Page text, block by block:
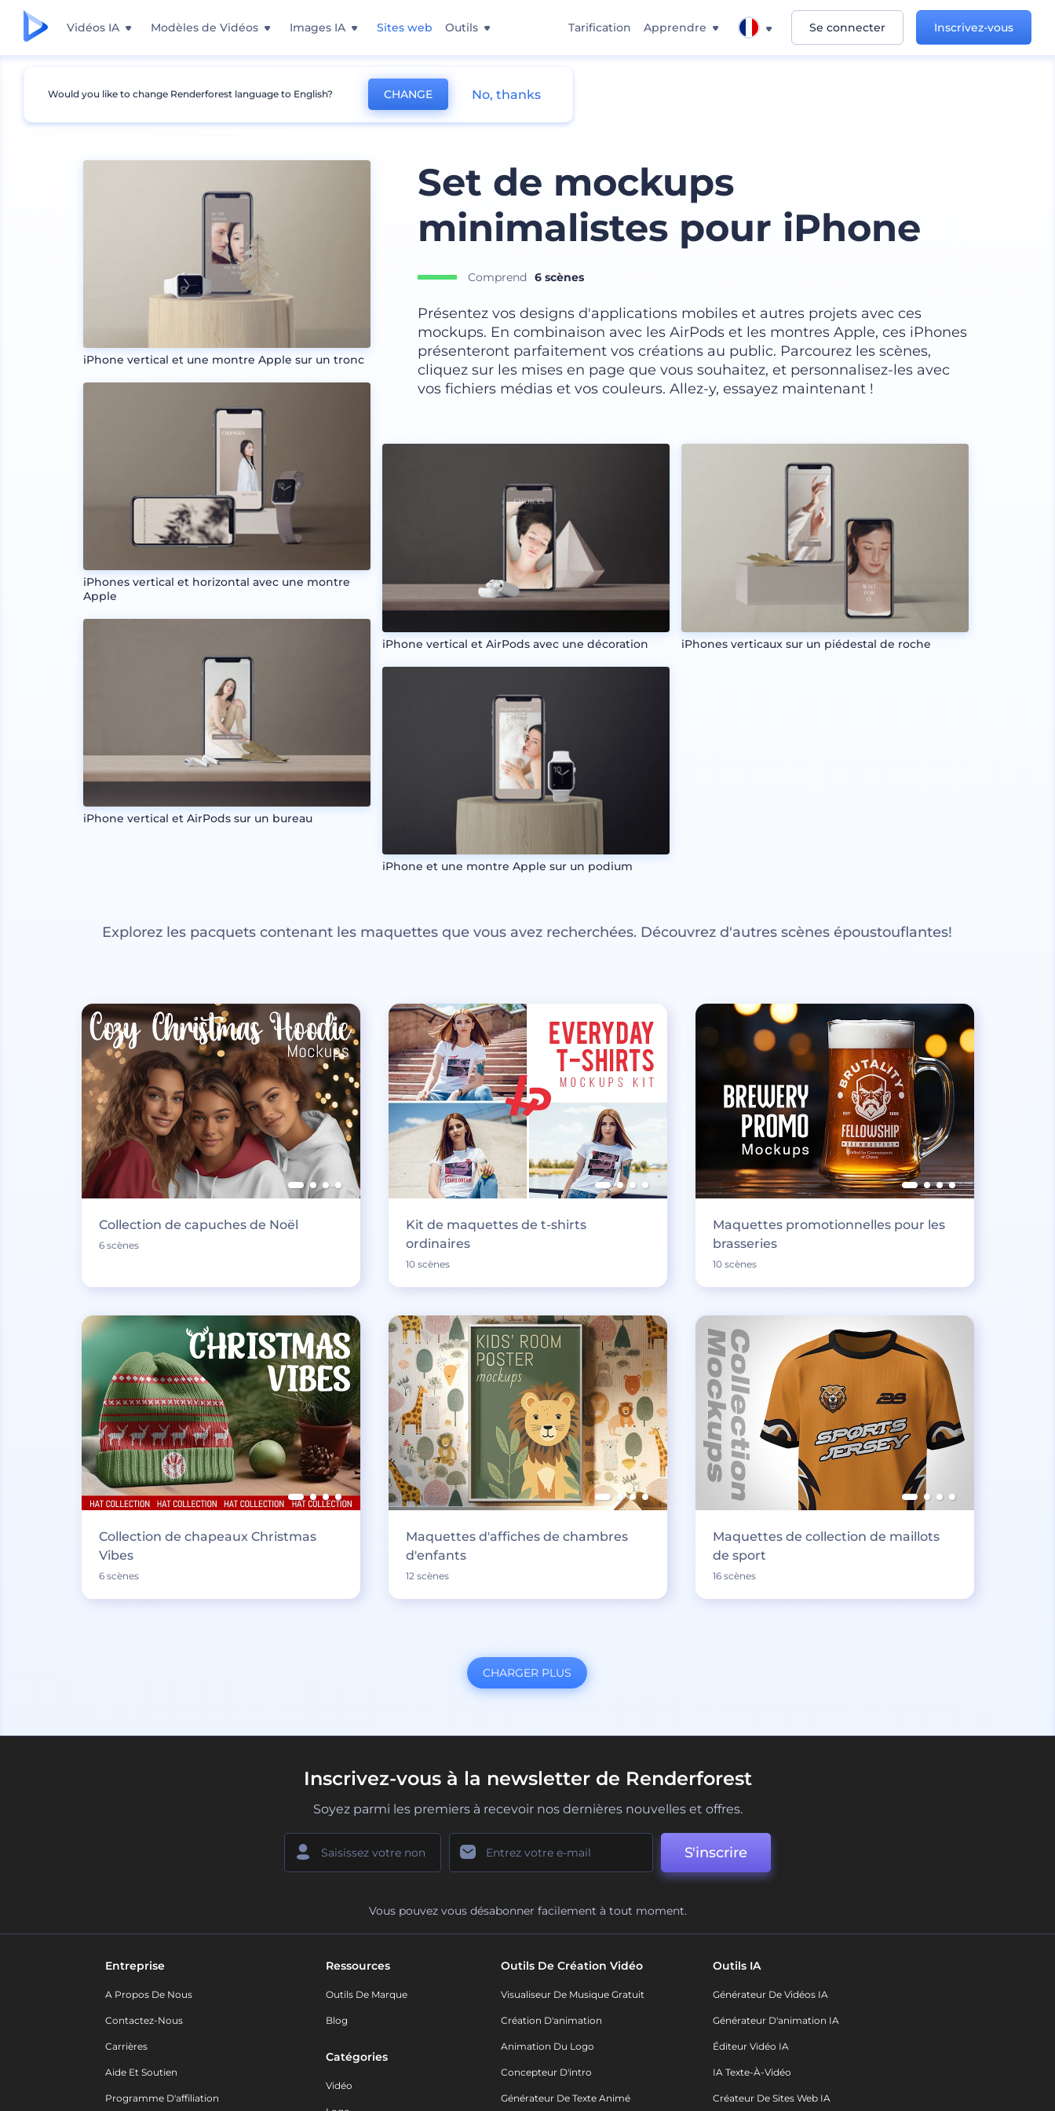
Vidéos IA Modèles de Vidéos Images IA Sites web Outils Tarification Apprendre Se connecter Inscrivez-vous
Mockups Appareils Mockup iPhone
iPhone vertical et une montre Apple sur un tronc
iPhones vertical et horizontal avec une montre
Apple
iPhone vertical et AirPods sur un bureau
Set de mockups
minimalistes pour iPhone
Comprend 6 scènes
Présentez vos designs d'applications mobiles et autres projets avec ces
mockups. En combinaison avec les AirPods et les montres Apple, ces iPhones
présenteront parfaitement vos créations au public. Parcourez les scènes,
cliquez sur les mises en page que vous souhaitez, et personnalisez-les avec
vos fichiers médias et vos couleurs. Allez-y, essayez maintenant !
iPhone vertical et AirPods avec une décoration
iPhone et une montre Apple sur un podium
iPhones verticaux sur un piédestal de roche
Explorez les pacquets contenant les maquettes que vous avez recherchées. Découvrez d'autres scènes époustouflantes!
Collection de capuches de Noël
6 scènes
Kit de maquettes de t-shirts
ordinaires
10 scènes
Maquettes promotionnelles pour les
brasseries
10 scènes
Collection de chapeaux Christmas
Vibes
6 scènes
Maquettes d'affiches de chambres
d'enfants
12 scènes
Maquettes de collection de maillots
de sport
16 scènes
CHARGER PLUS
Inscrivez-vous à la newsletter de Renderforest
Soyez parmi les premiers à recevoir nos dernières nouvelles et offres.
S'inscrire
Vous pouvez vous désabonner facilement à tout moment.
Entreprise
A Propos De Nous
Contactez-Nous
Carrières
Aide Et Soutien
Programme D'affiliation
Ressources
Outils De Marque
Blog
Catégories
Vidéo
Outils De Création Vidéo
Visualiseur De Musique Gratuit
Création D'animation
Animation Du Logo
Concepteur D'intro
Générateur De Texte Animé
Outils IA
Générateur De Vidéos IA
Générateur D'animation IA
Éditeur Vidéo IA
IA Texte-À-Vidéo
Créateur De Sites Web IA
Would you like to change Renderforest language to English? CHANGE No, thanks